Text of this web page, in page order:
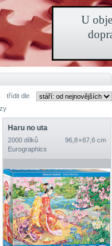
třídit dle
Haru no uta
2000 dílků
96,8 × 67,6 cm
Eurographics